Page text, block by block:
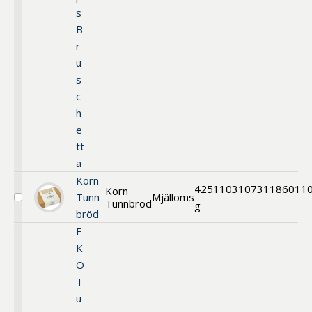
s
B
r
u
s
c
h
e
tt
a
Välj
Tunnbröd
Korn
Tunn
bröd
Korn
TunnbrödMjälloms
425
g
11031
E
K
O
T
u